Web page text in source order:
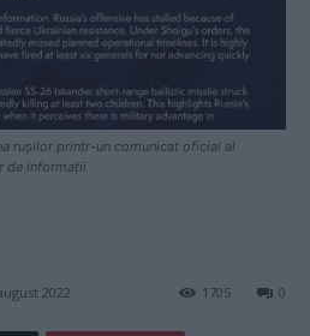
rușilor printr-un comunicat oficial al
de informații
2022 0
1705